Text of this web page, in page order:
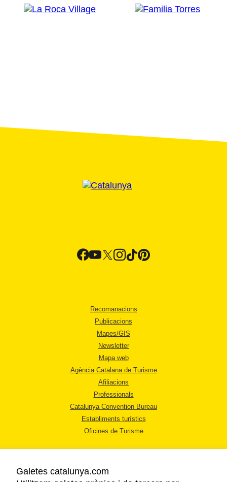
Recomanacions
Publicacions
Mapes/GIS
Newsletter
Mapa web
Agència Catalana de Turisme
Afiliacions
Professionals
Catalunya Convention Bureau
Establiments turístics
Oficines de Turisme
Galetes catalunya.com